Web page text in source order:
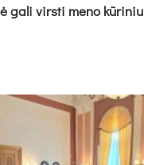
ga­li virs­ti me­no kū­ri­niu